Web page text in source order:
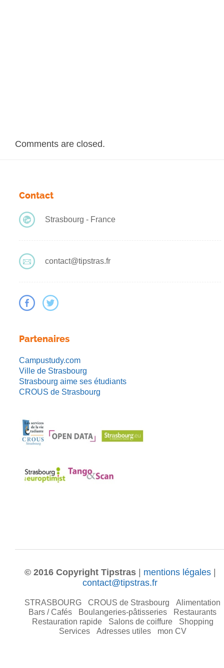
Comments are closed.
Contact
Strasbourg - France
contact@tipstras.fr
Partenaires
Campustudy.com
Ville de Strasbourg
Strasbourg aime ses étudiants
CROUS de Strasbourg
© 2016 Copyright Tipstras| mentions légales|
contact@tipstras.fr
STRASBOURG CROUS de Strasbourg
Alimentation
Bars / Cafés
Boulangeries-pâtisseries
Restaurants
Restauration rapide
Salons de coiffure
Shopping
Services
Adresses utiles mon CV